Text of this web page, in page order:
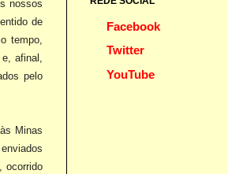
nossos
de
tempo,
afinal,
pelo
Minas
enviados
ocorrido
Facebook
Twitter
YouTube